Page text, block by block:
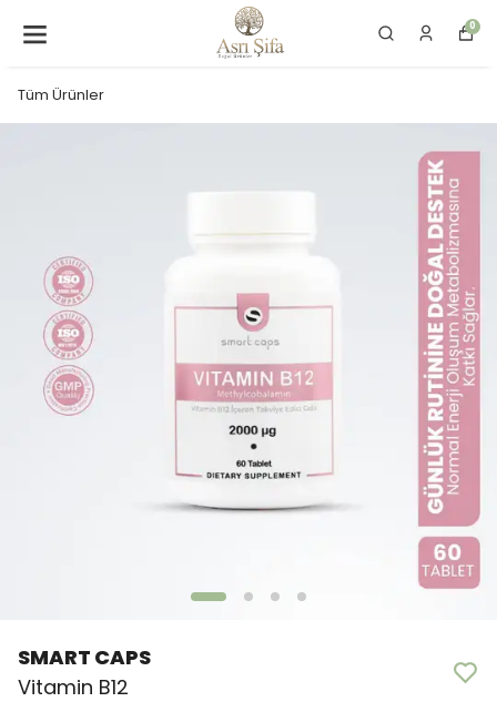
0
Tüm Ürünler
SMART CAPS
Vitamin B12